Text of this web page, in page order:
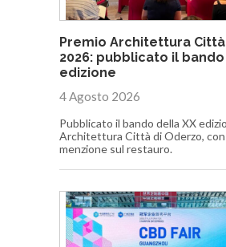
Premio Architettura
2026: pubblicato il bando
edizione
4 Agosto 2026
Pubblicato il bando della XX
Architettura Città di Oderzo, con
menzione sul restauro.